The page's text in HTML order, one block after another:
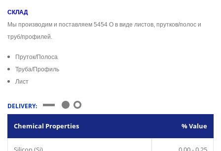
СКЛАД
Мы производим и поставляем 5454 O в виде листов, прутков/полос и
труб/профилей.
Пруток/Полоса
Труба/Профиль
Лист
DELIVERY:
Chemical Properties % Value